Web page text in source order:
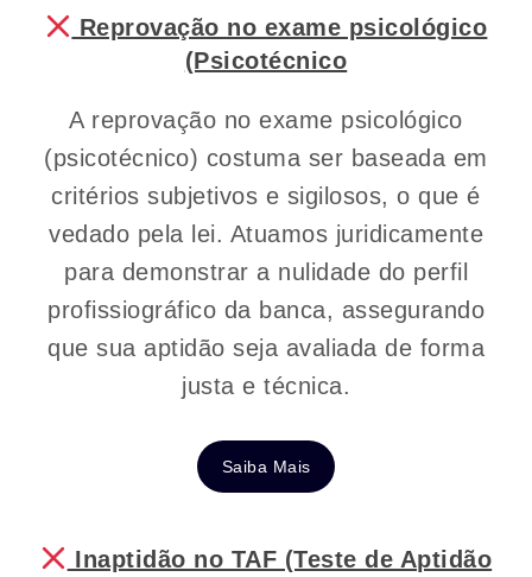
Reprovação no exame psicológico
(Psicotécnico
A reprovação no exame psicológico
(psicotécnico) costuma ser baseada em
critérios subjetivos e sigilosos, o que é
vedado pela lei. Atuamos juridicamente
para demonstrar a nulidade do perfil
profissiográfico da banca, assegurando
que sua aptidão seja avaliada de forma
justa e técnica.
Saiba Mais
Inaptidão no TAF (Teste de Aptidão